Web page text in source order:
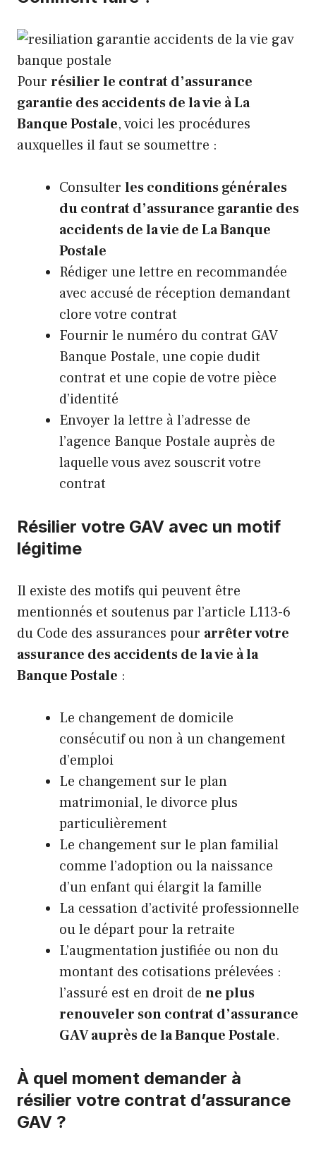
Pour résilier le contrat d’assurance
garantie des accidents de la vie à La
Banque Postale, voici les procédures
auxquelles il faut se soumettre :
Consulter les conditions générales
du contrat d’assurance garantie des
accidents de la vie de La Banque
Postale
Rédiger une lettre en recommandée
avec accusé de réception demandant
clore votre contrat
Fournir le numéro du contrat GAV
Banque Postale, une copie dudit
contrat et une copie de votre pièce
d’identité
Envoyer la lettre à l’adresse de
l’agence Banque Postale auprès de
laquelle vous avez souscrit votre
contrat
Résilier votre GAV avec un motif
légitime
Il existe des motifs qui peuvent être
mentionnés et soutenus par l’article L113-6
du Code des assurances pour arrêter votre
assurance des accidents de la vie à la
Banque Postale :
Le changement de domicile
consécutif ou non à un changement
d’emploi
Le changement sur le plan
matrimonial, le divorce plus
particulièrement
Le changement sur le plan familial
comme l’adoption ou la naissance
d’un enfant qui élargit la famille
La cessation d’activité professionnelle
ou le départ pour la retraite
L’augmentation justifiée ou non du
montant des cotisations prélevées :
l’assuré est en droit de ne plus
renouveler son contrat d’assurance
GAV auprès de la Banque Postale.
À quel moment demander à
résilier votre contrat d’assurance
GAV ?